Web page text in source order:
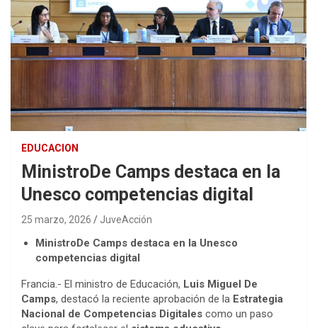
EDUCACION
MinistroDe Camps destaca en la
Unesco competencias digital
25 marzo, 2026 JuveAcción
MinistroDe Camps destaca en la Unesco
competencias digital
Francia.- El ministro de Educación, Luis Miguel De
Camps, destacó la reciente aprobación de la Estrategia
Nacional de Competencias Digitales como un paso